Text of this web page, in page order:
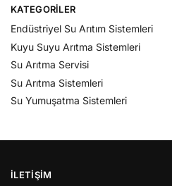
KATEGORILER
Endüstriyel Su Arıtım Sistemleri
Kuyu Suyu Arıtma Sistemleri
Su Arıtma Servisi
Su Arıtma Sistemleri
Su Yumuşatma Sistemleri
İLETIŞIM